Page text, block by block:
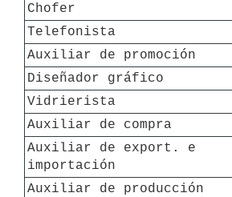
Chofer
Telefonista
Auxiliar de promoción
Diseñador gráfico
Vidrierista
Auxiliar de compra
Auxiliar de export. e
importación
Auxiliar de producción